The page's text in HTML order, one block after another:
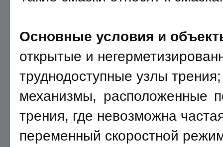
Основные условия и
открытые и
труднодоступные узлы трения;
механизмы, расположенные
трения, где невозможна
переменный скоростной